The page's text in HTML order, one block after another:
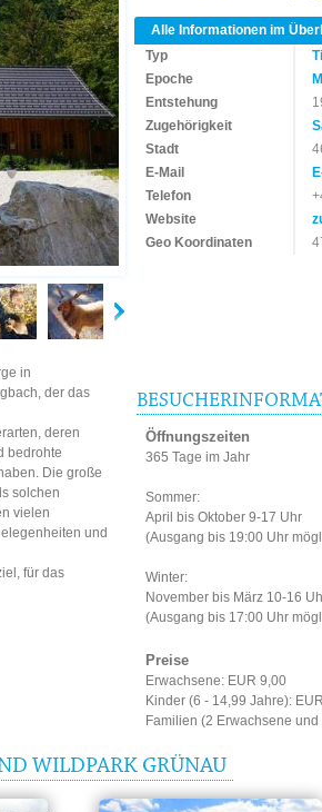
Alle Informationen im
Typ
Epoche
Entstehung
Zugehörigkeit
Stadt
E-Mail
Telefon
Website
Geo Koordinaten
in
der das
deren
bedrohte
Die große
solchen
vielen
und
für das
Öffnungszeiten
365 Tage im Jahr
Sommer:
April bis Oktober 9-17 Uhr
(Ausgang bis 19:00 Uhr
Winter:
November bis März 10-16
(Ausgang bis 17:00 Uhr
Preise
Erwachsene: EUR 9,00
Kinder (6 - 14,99 Jahre):
Familien (2 Erwachsene
WILDPARK GRÜNAU